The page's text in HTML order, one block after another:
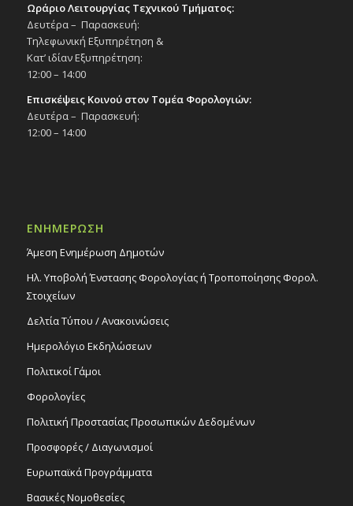
Ωράριο Λειτουργίας Τεχνικού Τμήματος:
Δευτέρα – Παρασκευή:
Τηλεφωνική Εξυπηρέτηση &
Κατ’ ιδίαν Εξυπηρέτηση:
12:00 – 14:00
Επισκέψεις Κοινού στον Τομέα Φορολογιών:
Δευτέρα – Παρασκευή:
12:00 – 14:00
ΕΝΗΜΕΡΩΣΗ
Άμεση Ενημέρωση Δημοτών
Ηλ. Υποβολή Ένστασης Φορολογίας ή Τροποποίησης Φορολ.
Στοιχείων
Δελτία Τύπου / Ανακοινώσεις
Ημερολόγιο Εκδηλώσεων
Πολιτικοί Γάμοι
Φορολογίες
Πολιτική Προστασίας Προσωπικών Δεδομένων
Προσφορές / Διαγωνισμοί
Ευρωπαϊκά Προγράμματα
Βασικές Νομοθεσίες